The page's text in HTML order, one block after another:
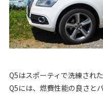
Q5はスポーティで洗練され
Q5には、燃費性能の良さと